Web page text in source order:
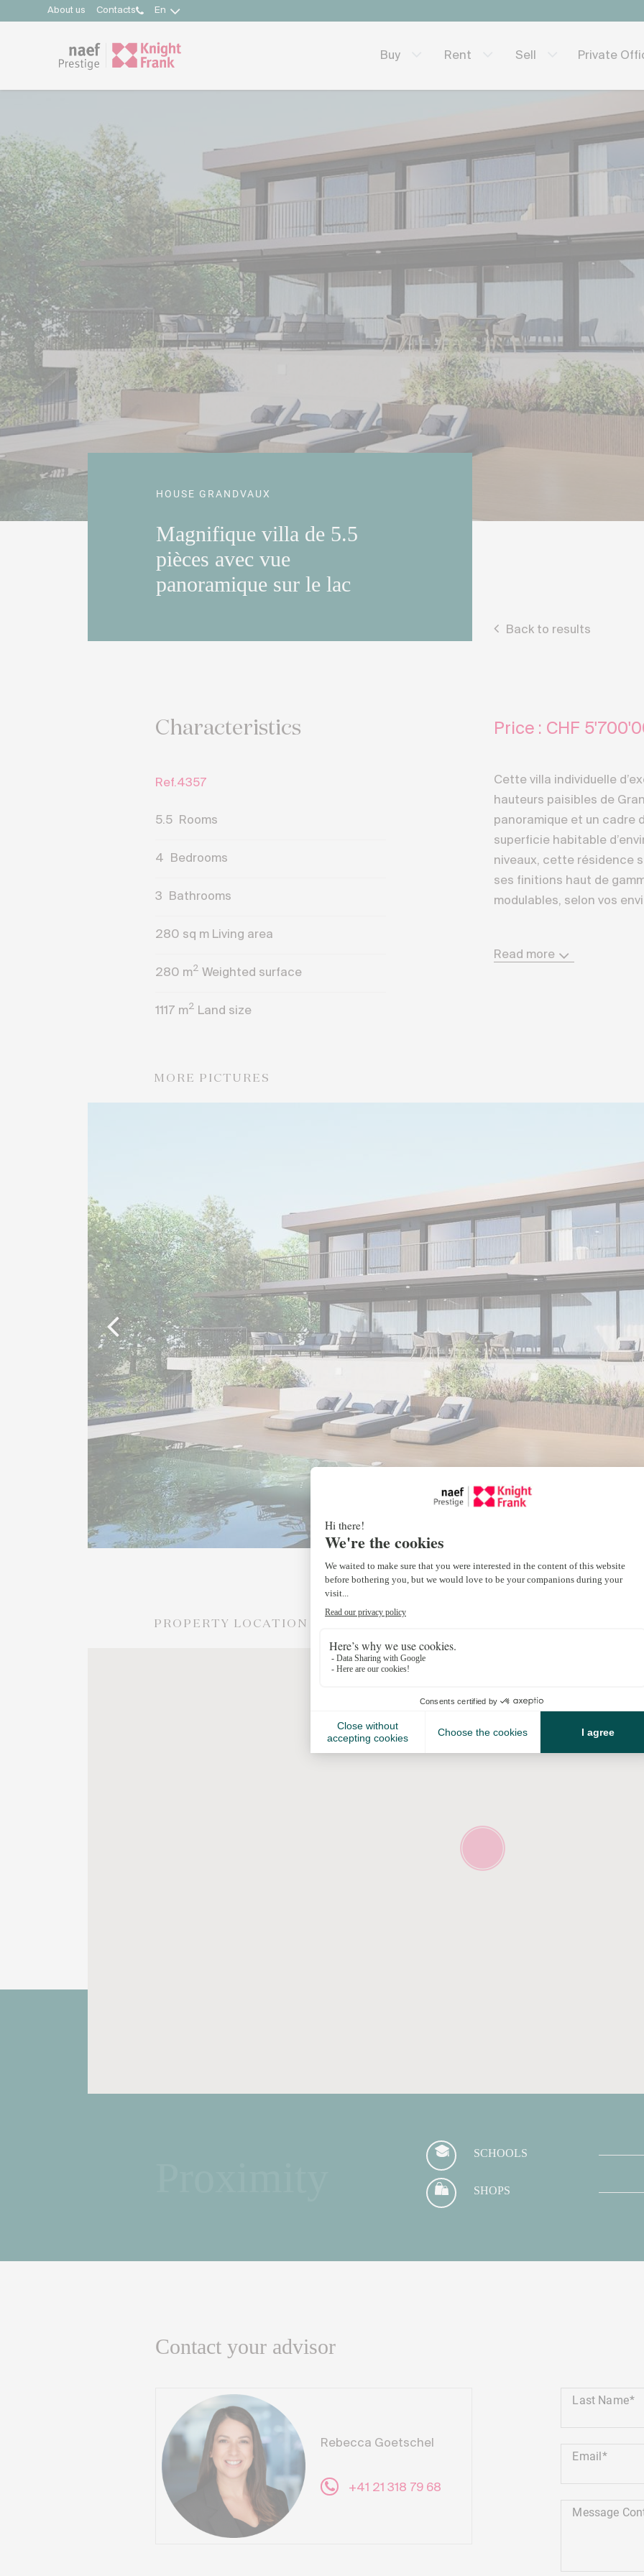
About us Contacts En
Buy Rent Sell Private
HOUSE GRANDVAUX
Magnifique villa de 5.5
pièces avec vue
panoramique sur le lac
Back to results
Characteristics
Ref.4357
5.5 Rooms
4 Bedrooms
3 Bathrooms
280 sq m Living area
280 m2 Weighted surface
1117 m2 Land size
Price : CHF
Cette villa individuelle
hauteurs paisibles de
panoramique et un cadre
superficie habitable
niveaux, cette résidence
ses finitions haut de
modulables, selon vos
constitue un véritable
Read more
MORE PICTURES
PROPERTY LOCATION
SCHOOLS
SHOPS
Contact your advisor
Rebecca Goetschel
+41 21 318 79 68
Last Name
Email
Message